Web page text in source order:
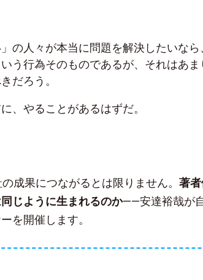
の人々が本当に問題を解決したいなら
う行為そのものであるが、それはあま
だろう。
、やることがあるはずだ。
成果につながるとは限りません。 著者
じように生まれるのか——安達裕哉が
を開催します。